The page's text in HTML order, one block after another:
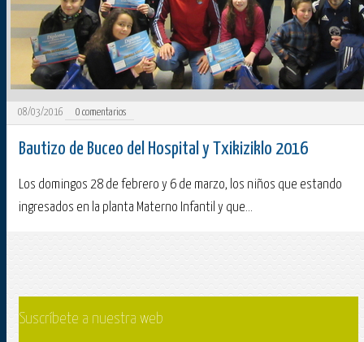
08/03/2016 0 comentarios
Bautizo de Buceo del Hospital y Txikiziklo 2016
Los domingos 28 de febrero y 6 de marzo, los niños que estando
ingresados en la planta Materno Infantil y que...
Suscríbete a nuestra web